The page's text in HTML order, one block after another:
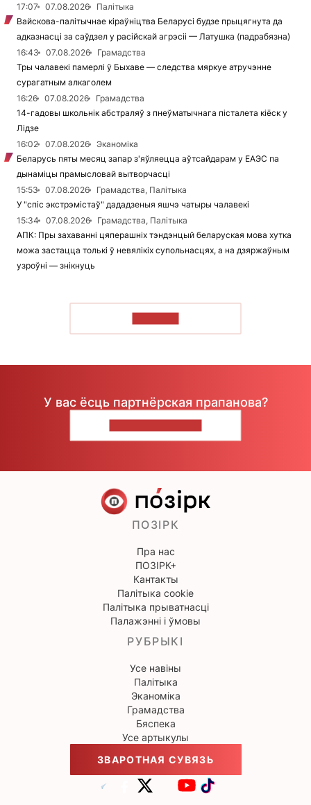
17:07
07.08.2026
Палітыка
Вайскова-палітычнае кіраўніцтва Беларусі будзе прыцягнута да
адказнасці за саўдзел у расійскай агрэсіі — Латушка (падрабязна)
16:43
07.08.2026
Грамадства
Тры чалавекі памерлі ў Быхаве — следства мяркуе атручэнне
сурагатным алкаголем
16:26
07.08.2026
Грамадства
14-гадовы школьнік абстраляў з пнеўматычнага пісталета кіёск у
Лідзе
16:02
07.08.2026
Эканоміка
Беларусь пяты месяц запар з'яўляецца аўтсайдарам у ЕАЭС па
дынаміцы прамысловай вытворчасці
15:53
07.08.2026
Грамадства, Палітыка
У "спіс экстрэмістаў" дададзеныя яшчэ чатыры чалавекі
15:34
07.08.2026
Грамадства, Палітыка
АПК: Пры захаванні цяперашніх тэндэнцый беларуская мова хутка
можа застацца толькі ў невялікіх супольнасцях, а на дзяржаўным
узроўні — знікнуць
У вас ёсць партнёрская прапанова?
ПОЗІРК
Пра нас
ПОЗІРК+
Кантакты
Палітыка cookie
Палітыка прыватнасці
Палажэнні і ўмовы
РУБРЫКІ
Усе навіны
Палітыка
Эканоміка
Грамадства
Бяспека
Усе артыкулы
ЗВАРОТНАЯ СУВЯЗЬ